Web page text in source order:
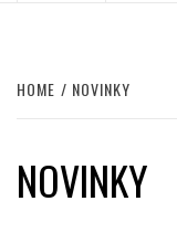
HOME NOVINKY
NOVINKY